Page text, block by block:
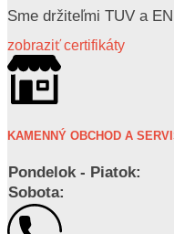
Sme držiteľmi TUV a
zobraziť certifikáty
KAMENNÝ OBCHOD A
Pondelok - Piatok:
Sobota: